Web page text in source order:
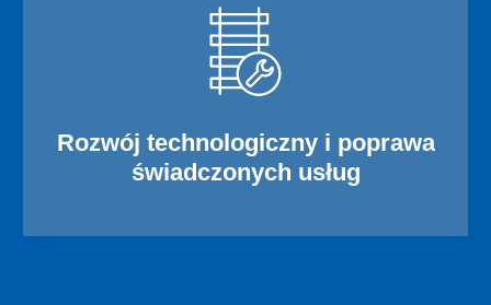
Rozwój technologiczny i poprawa
świadczonych usług